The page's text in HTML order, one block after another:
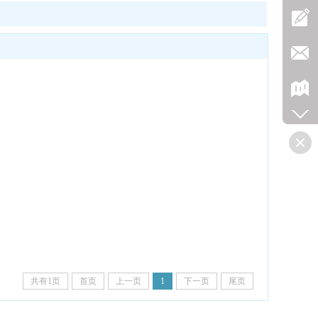
共有1页 首页 上一页 1 下一页 尾页